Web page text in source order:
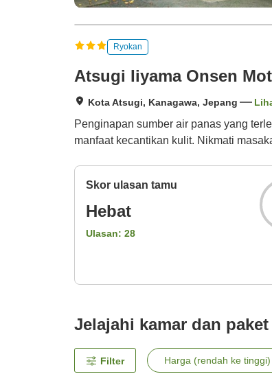
Ryokan
Atsugi Iiyama Onsen
Kota Atsugi, Kanagawa, Jepang
Penginapan sumber air panas yang
manfaat kecantikan kulit. Nikmati
Skor ulasan tamu
Hebat
Ulasan: 28
Jelajahi kamar dan paket
Filter Harga (rendah ke tinggi)